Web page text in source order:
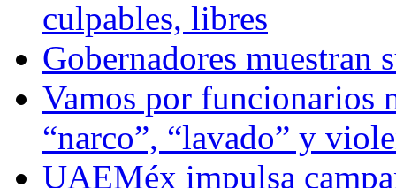
culpables, libres
Gobernadores muestran
Vamos por funcionarios
“narco”, “lavado” y
UAEMéx impulsa